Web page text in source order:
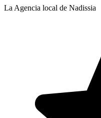
La Agencia local de Nadissia